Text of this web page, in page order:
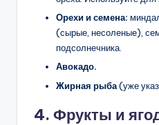
Орехи и семена:
(сырые, несоленые),
подсолнечника.
Авокадо.
Жирная рыба(уже
4. Фрукты и